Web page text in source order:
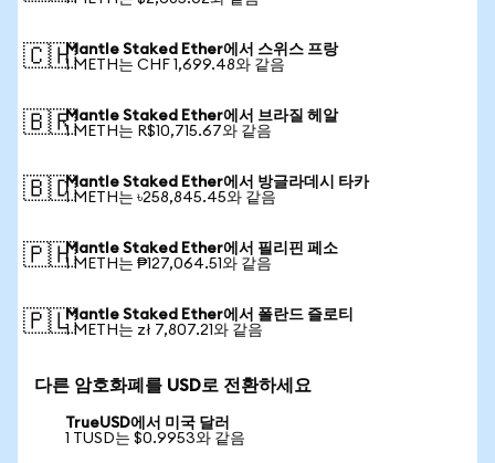
🇨🇭Mantle Staked Ether에서 스위스 프랑
1 METH는 CHF 1,699.48와 같음
🇧🇷Mantle Staked Ether에서 브라질 헤알
1 METH는 R$10,715.67와 같음
🇧🇩Mantle Staked Ether에서 방글라데시 타카
1 METH는 ৳258,845.45와 같음
🇵🇭Mantle Staked Ether에서 필리핀 페소
1 METH는 ₱127,064.51와 같음
🇵🇱Mantle Staked Ether에서 폴란드 즐로티
1 METH는 zł 7,807.21와 같음
다른 암호화폐를 USD로 전환하세요
TrueUSD에서 미국 달러
1 TUSD는 $0.9953와 같음